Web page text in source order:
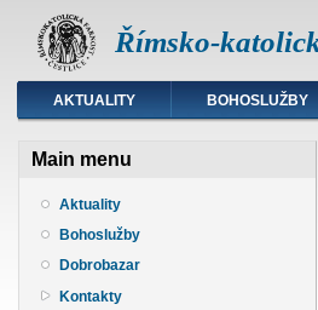
Římsko-
AKTUALITY BOHOSLUŽBY
Main menu
Aktuality
Bohoslužby
Dobrobazar
Kontakty